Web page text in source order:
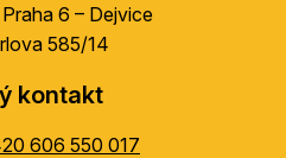
6 – Dejvice
585/14
kontakt
606 550 017